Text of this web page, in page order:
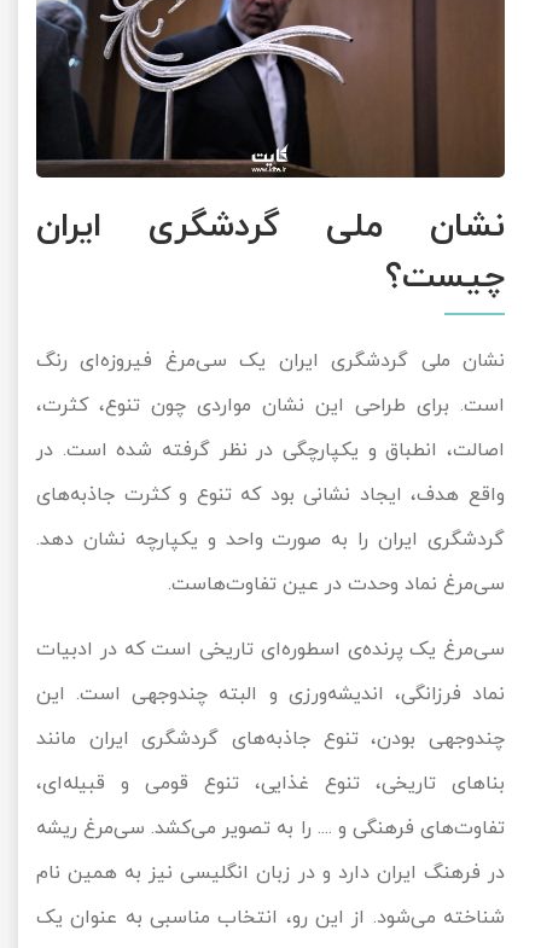
نشان ملی گردشگری ایران
چیست؟
نشان ملی گردشگری ایران یک سی‌مرغ فیروزه‌ای رنگ
است. برای طراحی این نشان مواردی چون تنوع، کثرت،
اصالت، انطباق و یکپارچگی در نظر گرفته شده است. در
واقع هدف، ایجاد نشانی بود که تنوع و کثرت جاذبه‌های
گردشگری ایران را به صورت واحد و یکپارچه نشان دهد.
سی‌مرغ نماد وحدت در عین تفاوت‌هاست.
سی‌مرغ یک پرنده‌ی اسطوره‌ای تاریخی است که در ادبیات
نماد فرزانگی، اندیشه‌ورزی و البته چندوجهی است. این
چندوجهی بودن، تنوع جاذبه‌های گردشگری ایران مانند
بناهای تاریخی، تنوع غذایی، تنوع قومی و قبیله‌ای،
تفاوت‌های فرهنگی و .... را به تصویر می‌کشد. سی‌مرغ ریشه
در فرهنگ ایران دارد و در زبان انگلیسی نیز به همین نام
شناخته می‌شود. از این رو، انتخاب مناسبی به عنوان یک